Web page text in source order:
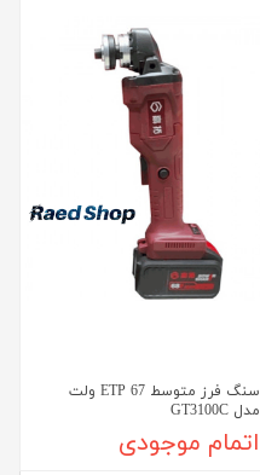
سنگ فرز متوسط ETP 67 ولت
مدل GT3100C
اتمام موجودی